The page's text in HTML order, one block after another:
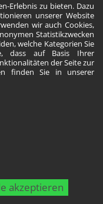
Erlebnis zu bieten. Dazu
unserer Website
wir auch Cookies,
Statistikzwecken
welche Kategorien Sie
dass auf Basis Ihrer
der Seite zur
finden Sie in unserer
akzeptieren